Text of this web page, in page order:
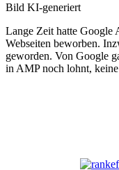
Bild KI-generiert
Lange Zeit hatte Google
Webseiten beworben.
geworden. Von Google
in AMP noch lohnt,